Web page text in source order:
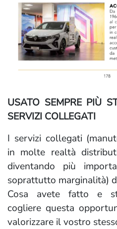
USATO SEMPRE PIÙ
SERVIZI COLLEGATI
I servizi collegati
in molte realtà
diventando più
soprattutto marginalità)
Cosa avete fatto e
cogliere questa
valorizzare il vostro